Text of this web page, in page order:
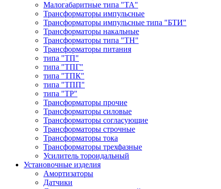
Малогабаритные типа "ТА"
Трансформаторы импульсные
Трансформаторы импульсные типа "БТИ"
Трансформаторы накальные
Трансформаторы типа "ТН"
Трансформаторы питания
типа "ТП"
типа "ТПГ"
типа "ТПК"
типа "ТПП"
типа "ТР"
Трансформаторы прочие
Трансформаторы силовые
Трансформаторы согласующие
Трансформаторы строчные
Трансформаторы тока
Трансформаторы трехфазные
Усилитель тороидальный
Установочные изделия
Амортизаторы
Датчики